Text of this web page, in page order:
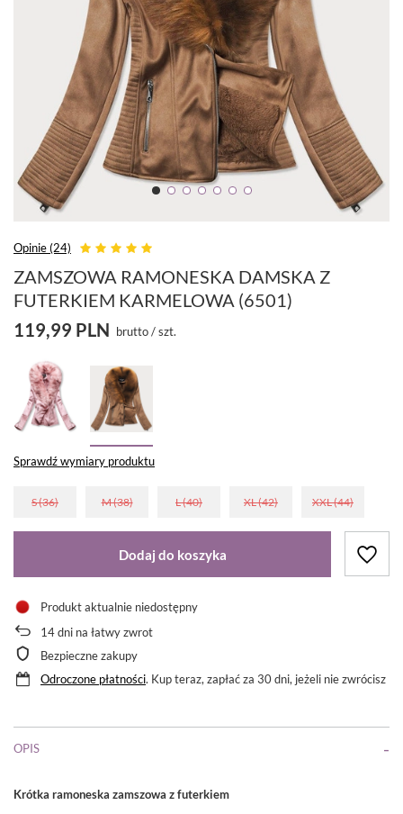
Opinie (24)
ZAMSZOWA RAMONESKA DAMSKA Z
FUTERKIEM KARMELOWA (6501)
119,99 PLN brutto/szt.
Sprawdź wymiary produktu
S (36) M (38) L (40) XL (42) XXL (44)
Dodaj do koszyka
Produkt aktualnie niedostępny
14dni na łatwy zwrot
Bezpieczne zakupy
Odroczone płatności. Kup teraz, zapłać za 30 dni, jeżeli nie zwrócisz
OPIS
Krótka ramoneska zamszowa z futerkiem